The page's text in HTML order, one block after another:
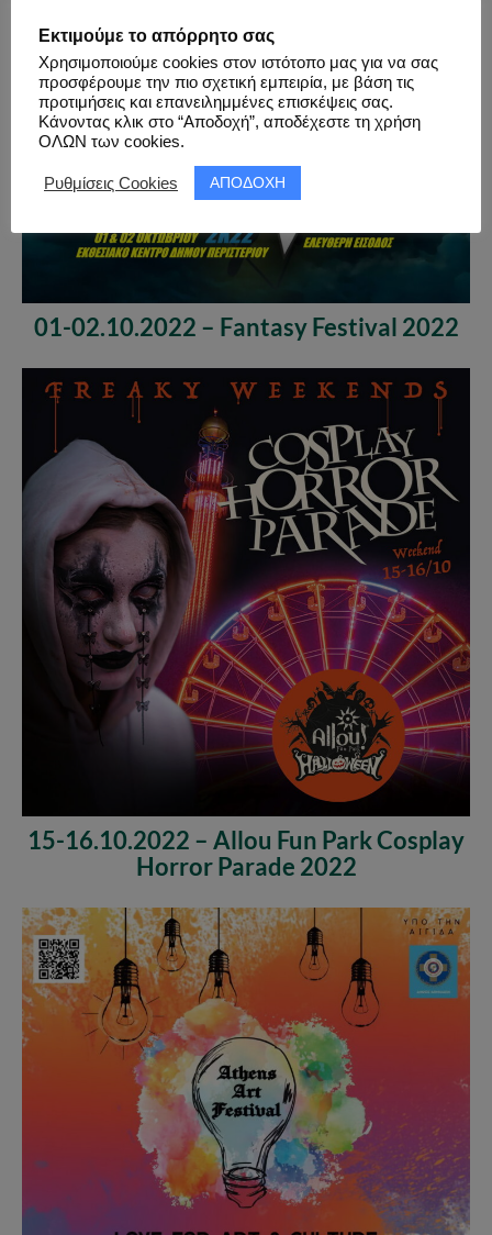
01-02.10.2022 – Fantasy Festival 2022
15-16.10.2022 – Allou Fun Park Cosplay
Horror Parade 2022
Εκτιμούμε το απόρρητο σας
Χρησιμοποιούμε cookies στον ιστότοπο μας για να σας
προσφέρουμε την πιο σχετική εμπειρία, με βάση τις
προτιμήσεις και επανειλημμένες επισκέψεις σας.
Κάνοντας κλικ στο “Αποδοχή”, αποδέχεστε τη χρήση
ΟΛΩΝ των cookies.
Ρυθμίσεις Cookies ΑΠΟΔΟΧΗ